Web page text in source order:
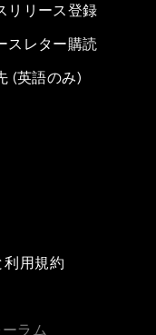
リリース登録
スレター購読
(英語のみ)
利用規約
ラム